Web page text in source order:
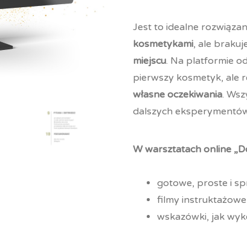
Jest to idealne
kosmetykami, ale
miejscu. Na platformie
pierwszy kosmetyk, ale
własne oczekiwania.
dalszych
W warsztatach online
gotowe, proste i
filmy
wskazówki, jak